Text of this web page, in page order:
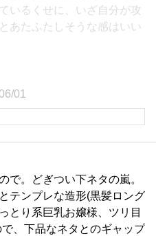
いるくせに、いざ自分が攻
あたふたしそうな感はいい
01
で。どぎつい下ネタの嵐。
テンプレな造形(黒髪ロング
とり系巨乳お嬢様、ツリ目
、下品なネタとのギャップ